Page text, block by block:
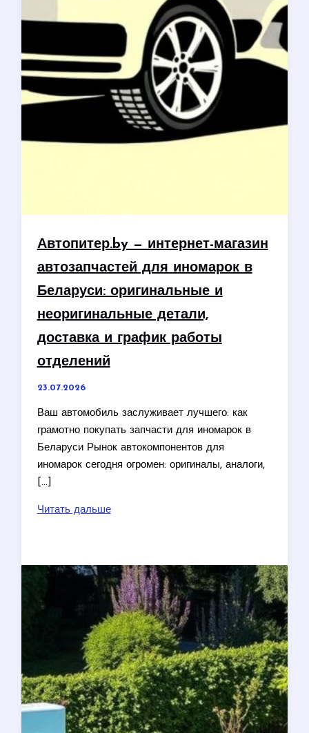
Автопитер.by — интернет-магазин
автозапчастей для иномарок в
Беларуси: оригинальные и
неоригинальные детали,
доставка и график работы
отделений
23.07.2026
Ваш автомобиль заслуживает лучшего: как
грамотно покупать запчасти для иномарок в
Беларуси Рынок автокомпонентов для
иномарок сегодня огромен: оригиналы, аналоги,
[…]
Автопитер.by
автозапчастей
иномарок
Беларуси:
оригинальные
и
неоригинальные
детали,
Читать дальше